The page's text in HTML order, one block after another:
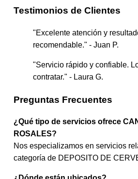
Testimonios de Clientes
"Excelente atención y
recomendable." - Juan P.
"Servicio rápido y confiable.
contratar." - Laura G.
Preguntas Frecuentes
¿Qué tipo de servicios ofrece
ROSALES?
Nos especializamos en servicios
categoría de DEPOSITO DE